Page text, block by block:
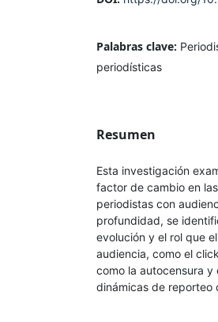
Palabras clave:
periodísticas
Resumen
Esta investigación
factor de cambio en
periodistas con
profundidad, se
evolución y el rol que
audiencia, como el
como la autocensura y
dinámicas de reporteo